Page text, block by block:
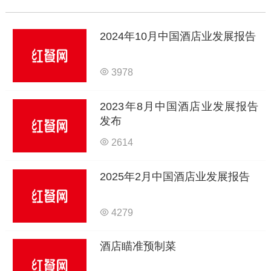
2024年10月中国酒店业发展报告
3978
2023年8月中国酒店业发展报告
发布
2614
2025年2月中国酒店业发展报告
4279
酒店瞄准预制菜